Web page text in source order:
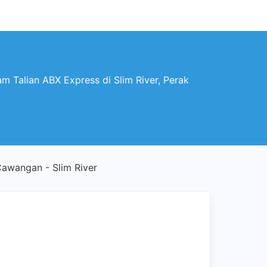
Talian ABX Express di Slim River, Perak
- Slim River